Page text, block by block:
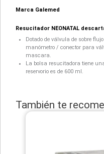
Marca Galemed
Resucitador NEONATAL
Dotado de válvula de sobre
manómetro / conector para
mascara.
La bolsa resucitadora tiene
reservorio es de 600 ml.
También te